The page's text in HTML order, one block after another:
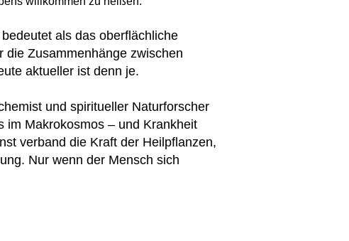
als das oberflächliche
die Zusammenhänge zwischen
aktueller ist denn je.
und spiritueller Naturforscher
im Makrokosmos – und Krankheit
verband die Kraft der Heilpflanzen,
Nur wenn der Mensch sich